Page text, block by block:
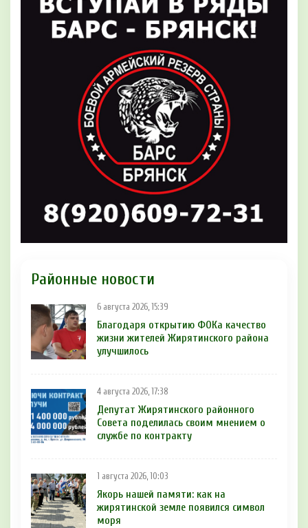
Районные новости
6 августа 2026, 15:39
Благодаря открытию ФОКа качество
жизни жителей Жирятинского района
улучшилось
4 августа 2026, 17:38
Депутат Жирятинского районного
Совета поделилась своим мнением о
службе по контракту
1 августа 2026, 10:03
Якорь нашей памяти: как на
жирятинской земле появился символ
моря